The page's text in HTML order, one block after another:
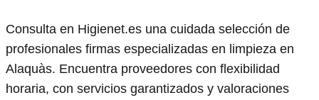
Consulta en Higienet.es una cuidada selección de
profesionales firmas especializadas en limpieza en
Alaquàs. Encuentra proveedores con flexibilidad
horaria, con servicios garantizados y valoraciones